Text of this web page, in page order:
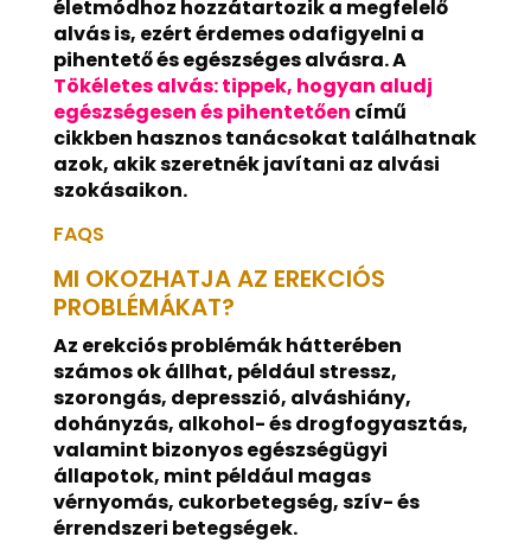
életmódhoz hozzátartozik a megfelelő
alvás is, ezért érdemes odafigyelni a
pihentető és egészséges alvásra. A
Tökéletes alvás: tippek, hogyan aludj
egészségesen és pihentetően című
cikkben hasznos tanácsokat találhatnak
azok, akik szeretnék javítani az alvási
szokásaikon.
FAQS
MI OKOZHATJA AZ EREKCIÓS
PROBLÉMÁKAT?
Az erekciós problémák hátterében
számos ok állhat, például stressz,
szorongás, depresszió, alváshiány,
dohányzás, alkohol- és drogfogyasztás,
valamint bizonyos egészségügyi
állapotok, mint például magas
vérnyomás, cukorbetegség, szív- és
érrendszeri betegségek.